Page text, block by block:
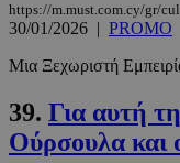
https://m.must.com.cy/gr/
30/01/2026 | PROMO
Μια Ξεχωριστή
39. Για αυτή
Ούρσουλα και